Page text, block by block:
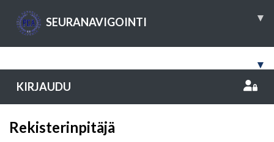
SEURANAVIGOINTI ▾
▾
KIRJAUDU
Rekisterinpitäjä